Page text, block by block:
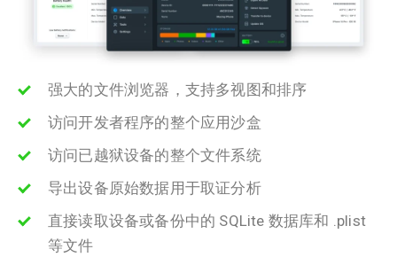
强大的文件浏览器，支持多视图和排序
访问开发者程序的整个应用沙盒
访问已越狱设备的整个文件系统
导出设备原始数据用于取证分析
直接读取设备或备份中的 SQLite 数据库和 .plist
等文件